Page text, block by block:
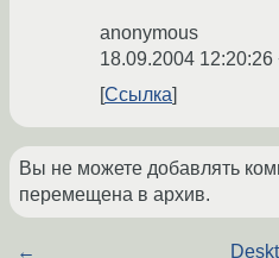
anonymous
18.09.2004 12:20:26
Ссылка
Вы не можете добавлять
перемещена в архив.
←